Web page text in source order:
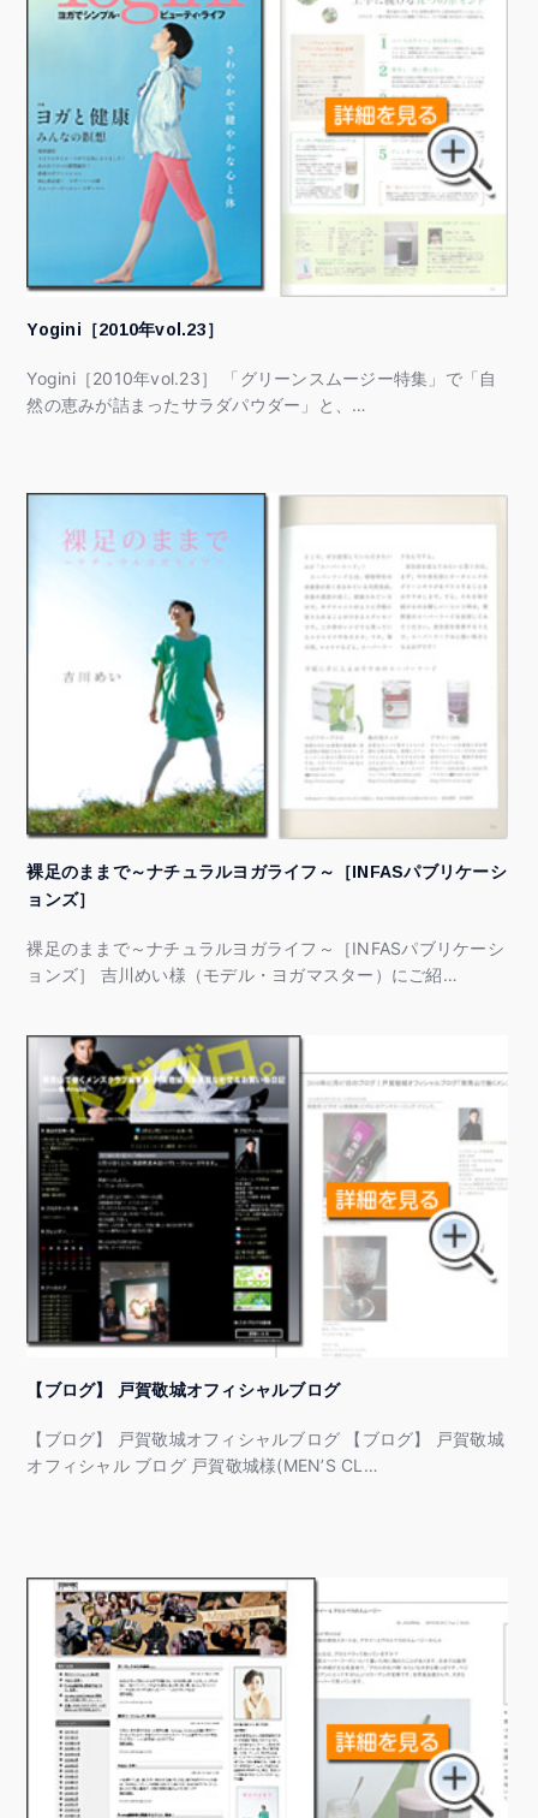
Yogini［2010年vol.23］
Yogini［2010年vol.23］ 「グリーンスムージー特集」で「自
然の恵みが詰まったサラダパウダー」と、…
裸足のままで～ナチュラルヨガライフ～［INFASパブリケーシ
ョンズ］
裸足のままで～ナチュラルヨガライフ～［INFASパブリケーシ
ョンズ］ 吉川めい様（モデル・ヨガマスター）にご紹…
【ブログ】 戸賀敬城オフィシャルブログ
【ブログ】 戸賀敬城オフィシャルブログ 【ブログ】 戸賀敬城
オフィシャル ブログ 戸賀敬城様(MEN’S CL…